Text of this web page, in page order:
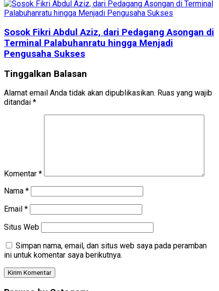
Sosok Fikri Abdul Aziz, dari Pedagang Asongan di
Terminal Palabuhanratu hingga Menjadi
Pengusaha Sukses
Tinggalkan Balasan
Alamat email Anda tidak akan dipublikasikan. Ruas yang wajib
ditandai *
Komentar *
Nama *
Email *
Situs Web
Simpan nama, email, dan situs web saya pada peramban
ini untuk komentar saya berikutnya.